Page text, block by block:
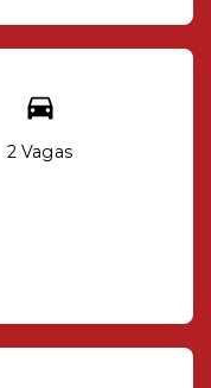
2 Vagas